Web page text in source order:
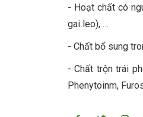
- Hoạt chất có
gai leo), …
- Chất bổ sung
- Chất trộn trái
Phenytoinm,